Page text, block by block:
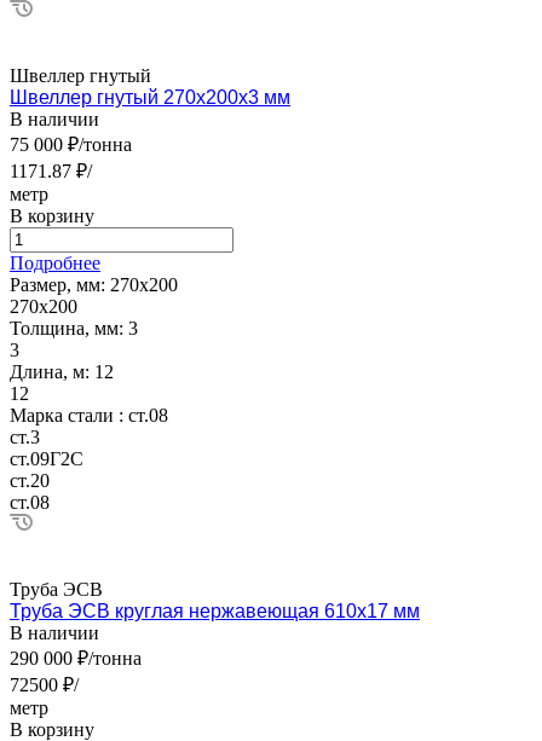
Швеллер гнутый
Швеллер гнутый 270х200х3 мм
В наличии
75 000 ₽/тонна
1171.87 ₽/
метр
В корзину
Подробнее
Размер, мм: 270х200
270х200
Толщина, мм: 3
3
Длина, м: 12
12
Марка стали : ст.08
ст.3
ст.09Г2С
ст.20
ст.08
Труба ЭСВ
Труба ЭСВ круглая нержавеющая 610х17 мм
В наличии
290 000 ₽/тонна
72500 ₽/
метр
В корзину